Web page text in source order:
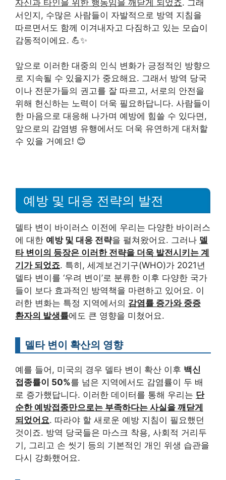
자신과 타인을 위한 행동임을 깨닫게 되었죠. 그래
서인지, 수많은 사람들이 자발적으로 방역 지침을
따르면서도 함께 이겨내자고 다짐하고 있는 모습이
감동적이에요. 💪✨
앞으로 이러한 대중의 인식 변화가 긍정적인 방향으
로 지속될 수 있을지가 중요해요. 그래서 방역 당국
이나 전문가들의 권고를 잘 따르고, 서로의 안전을
위해 헌신하는 노력이 더욱 필요하답니다. 사람들이
한 마음으로 대응해 나가며 예방에 힘쓸 수 있다면,
앞으로의 감염병 유행에서도 더욱 유연하게 대처할
수 있을 거예요! 😊
예방 및 대응 전략의 발전
델타 변이 바이러스 이전에 우리는 다양한 바이러스
에 대한 예방 및 대응 전략을 펼쳐왔어요. 그러나 델
타 변이의 등장은 이러한 전략을 더욱 발전시키는 계
기가 되었죠. 특히, 세계보건기구(WHO)가 2021년
델타 변이를 ‘우려 변이’로 분류한 이후 다양한 국가
들이 보다 효과적인 방역책을 마련하고 있어요. 이
러한 변화는 특정 지역에서의 감염률 증가와 중증
환자의 발생률에도 큰 영향을 미쳤어요.
델타 변이 확산의 영향
예를 들어, 미국의 경우 델타 변이 확산 이후 백신
접종률이 50%를 넘은 지역에서도 감염률이 두 배
로 증가했답니다. 이러한 데이터를 통해 우리는 단
순한 예방접종만으로는 부족하다는 사실을 깨닫게
되었어요. 따라야 할 새로운 예방 지침이 필요했던
것이죠. 방역 당국들은 마스크 착용, 사회적 거리두
기, 그리고 손 씻기 등의 기본적인 개인 위생 습관을
다시 강화했어요.